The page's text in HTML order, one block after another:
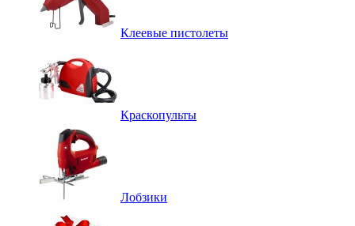
Клеевые пистолеты
Краскопульты
Лобзики